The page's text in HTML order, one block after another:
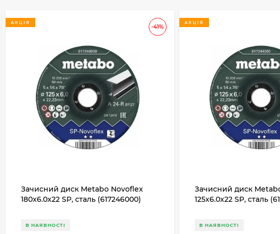
-41%
АКЦІЯ
Зачисний диск Metabo Novoflex
180x6.0х22 SP, сталь (617246000)
В НАЯВНОСТІ
АКЦІЯ
Зачисний диск
125x6.0х22 SP, сталь
В НАЯВНОСТІ